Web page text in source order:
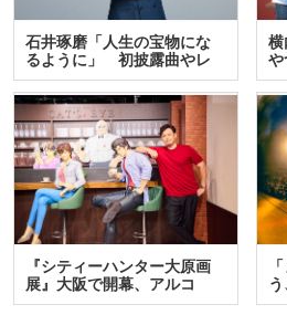
石井琢磨「人生の宝物にな
るように」 初披露曲やレ
ア…
『シティーハンター大原画
展』大阪で開幕、アルコ
＆…